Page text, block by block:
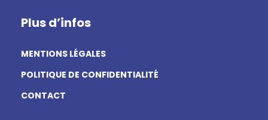
Plus d’infos
MENTIONS LÉGALES
POLITIQUE DE CONFIDENTIALITÉ
CONTACT